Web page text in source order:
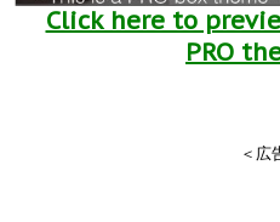
Click here to
PRO
＜広